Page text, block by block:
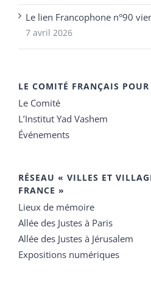
Le lien Francophone n°90
7 avril 2026
LE COMITÉ FRANÇAIS
Le Comité
L’Institut Yad Vashem
Événements
RÉSEAU « VILLES ET
FRANCE »
Lieux de mémoire
Allée des Justes à Paris
Allée des Justes à Jérusalem
Expositions numériques